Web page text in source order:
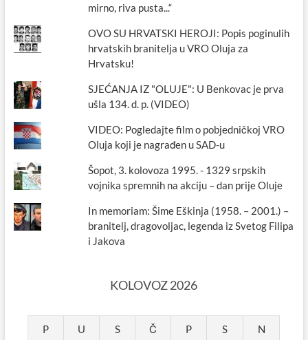
mirno, riva pusta...“
OVO SU HRVATSKI HEROJI: Popis poginulih
hrvatskih branitelja u VRO Oluja za
Hrvatsku!
SJEĆANJA IZ "OLUJE": U Benkovac je prva
ušla 134. d. p. (VIDEO)
VIDEO: Pogledajte film o pobjedničkoj VRO
Oluja koji je nagrađen u SAD-u
Šopot, 3. kolovoza 1995. - 1329 srpskih
vojnika spremnih na akciju – dan prije Oluje
In memoriam: Šime Eškinja (1958. – 2001.) –
branitelj, dragovoljac, legenda iz Svetog Filipa
i Jakova
KOLOVOZ 2026
P U S Č P S N